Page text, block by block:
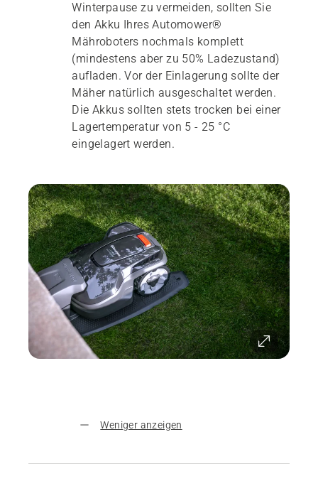
Winterpause zu vermeiden, sollten Sie
den Akku Ihres Automower®
Mähroboters nochmals komplett
(mindestens aber zu 50% Ladezustand)
aufladen. Vor der Einlagerung sollte der
Mäher natürlich ausgeschaltet werden.
Die Akkus sollten stets trocken bei einer
Lagertemperatur von 5 - 25 °C
eingelagert werden.
Weniger anzeigen